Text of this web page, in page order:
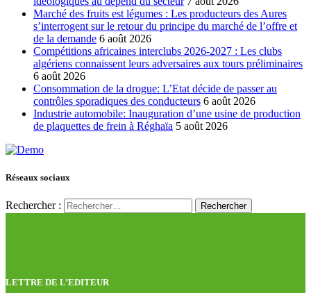
Marché des fruits est légumes : Les producteurs des Aures
s’interrogent sur le retour du principe du marché de l’offre et
de la demande 6 août 2026
Compétitions africaines interclubs 2026-2027 : Les clubs
algériens connaissent leurs adversaires aux tours préliminaires
6 août 2026
Consommation de la drogue: L’Etat décide de passer au
contrôles sporadiques des conducteurs 6 août 2026
Industrie automobile: Inauguration d’une usine de production
de plaquettes de frein à Réghaïa 5 août 2026
Réseaux sociaux
Rechercher :
LETTRE DE L’EDITEUR